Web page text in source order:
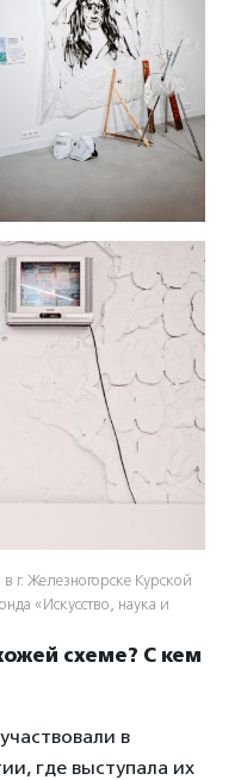
г. Железногорске Курской
«Искусство, наука и
схеме? С кем
в
где выступала их